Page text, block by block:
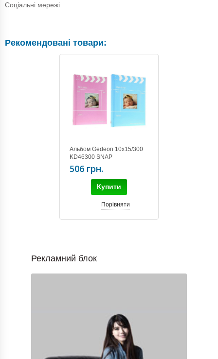
Соціальні мережі
Рекомендовані товари:
Альбом Gedeon 10х15/300
KD46300 SNAP
506 грн.
Купити
Порівняти
Рекламний блок